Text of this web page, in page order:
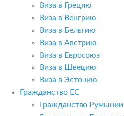
Виза в Грецию
Виза в Венгрию
Виза в Бельгию
Виза в Австрию
Виза в Евросоюз
Виза в Швецию
Виза в Эстонию
Гражданство ЕС
Гражданство Румынии